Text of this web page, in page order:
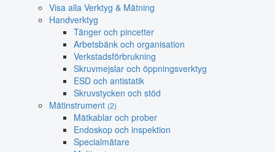
Visa alla Verktyg & Mätning
Handverktyg
Tänger och pincetter
Arbetsbänk och organisation
Verkstadsförbrukning
Skruvmejslar och öppningsverktyg
ESD och antistatik
Skruvstycken och stöd
Mätinstrument (2)
Mätkablar och prober
Endoskop och inspektion
Specialmätare